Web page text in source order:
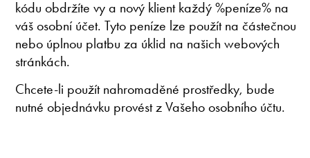
kódu obdržíte vy a nový klient každý %peníze% na
váš osobní účet. Tyto peníze lze použít na částečnou
nebo úplnou platbu za úklid na našich webových
stránkách.
Chcete-li použít nahromaděné prostředky, bude
nutné objednávku provést z Vašeho osobního účtu.